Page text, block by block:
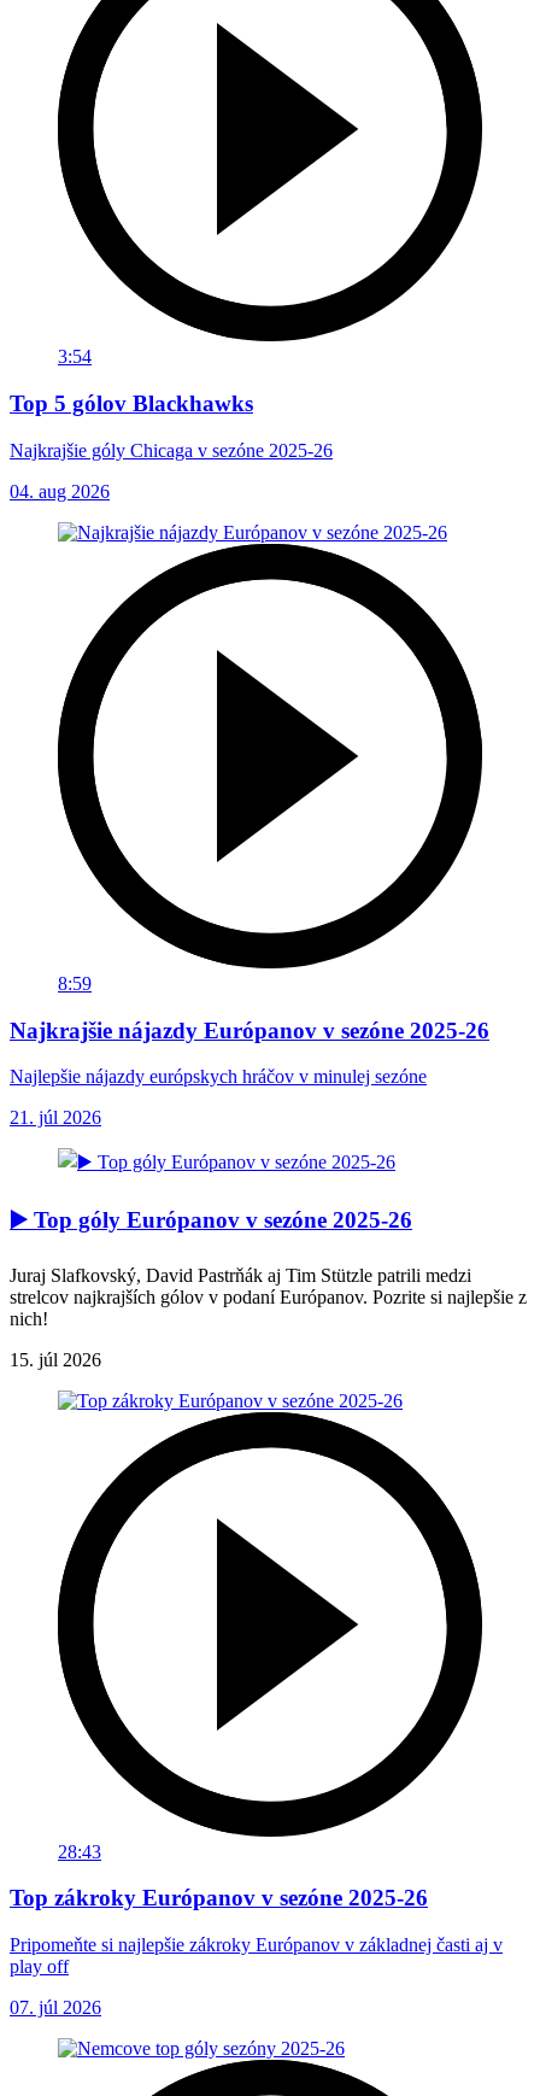
3:54
Top 5 gólov Blackhawks
Najkrajšie góly Chicaga v sezóne 2025-26
04. aug 2026
8:59
Najkrajšie nájazdy Európanov v sezóne 2025-26
Najlepšie nájazdy európskych hráčov v minulej sezóne
21. júl 2026
▶️ Top góly Európanov v sezóne 2025-26
Juraj Slafkovský, David Pastrňák aj Tim Stützle patrili medzi
strelcov najkrajších gólov v podaní Európanov. Pozrite si najlepšie z
nich!
15. júl 2026
28:43
Top zákroky Európanov v sezóne 2025-26
Pripomeňte si najlepšie zákroky Európanov v základnej časti aj v
play off
07. júl 2026